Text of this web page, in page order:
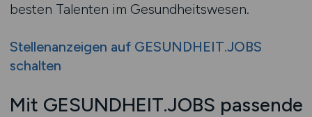
besten Talenten im Gesundheitswesen.
Stellenanzeigen auf GESUNDHEIT.JOBS
schalten
Mit GESUNDHEIT.JOBS passende